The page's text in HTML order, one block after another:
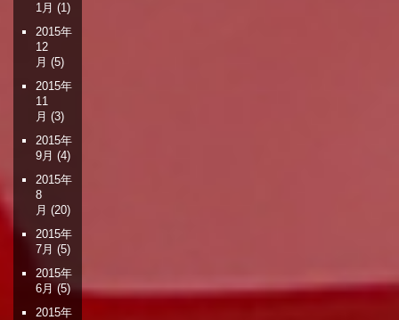
1月 (1)
2015年
12
月 (5)
2015年
11
月 (3)
2015年
9月 (4)
2015年
8
月 (20)
2015年
7月 (5)
2015年
6月 (5)
2015年